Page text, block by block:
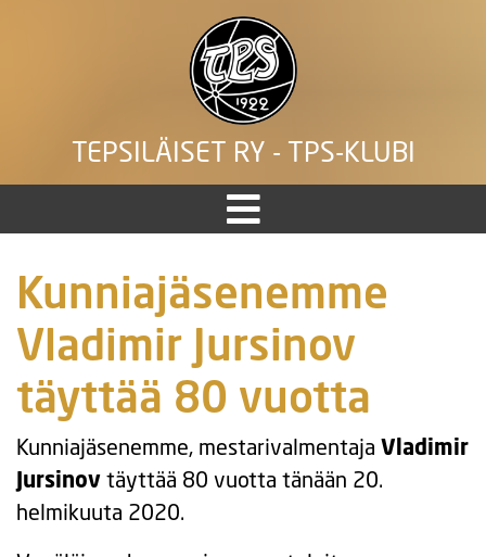
TEPSILÄISET RY - TPS-KLUBI
Kunniajäsenemme
Vladimir Jursinov
täyttää 80 vuotta
Kunniajäsenemme, mestarivalmentaja Vladimir
Jursinovtäyttää 80 vuotta tänään 20.
helmikuuta 2020.